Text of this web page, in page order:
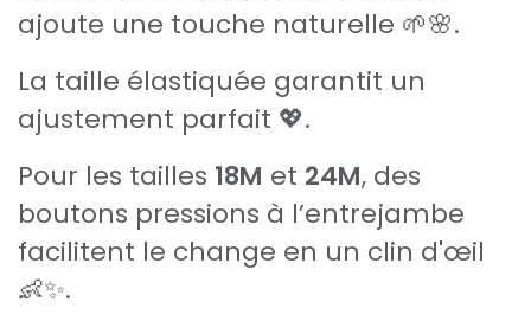
ajoute une touche naturelle 🌱🌸.
La taille élastiquée garantit un
ajustement parfait 💖.
Pour les tailles 18M et 24M, des
boutons pressions à l’entrejambe
facilitent le change en un clin d'œil
👶✨.